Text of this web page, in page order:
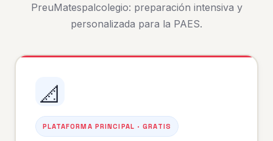
PreuMatespalcolegio: preparación intensiva y
personalizada para la PAES.
📐
PLATAFORMA PRINCIPAL · GRATIS